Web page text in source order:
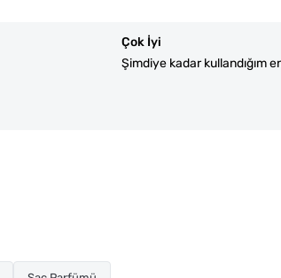
Çok İyi
Şimdiye kadar kullandığım